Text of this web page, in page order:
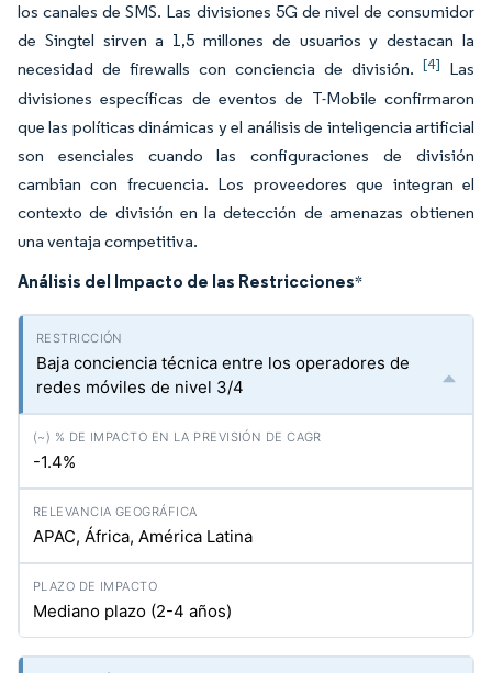
los canales de SMS. Las divisiones 5G de nivel de consumidor
de Singtel sirven a 1,5 millones de usuarios y destacan la
necesidad de firewalls con conciencia de división. [4] Las
divisiones específicas de eventos de T-Mobile confirmaron
que las políticas dinámicas y el análisis de inteligencia artificial
son esenciales cuando las configuraciones de división
cambian con frecuencia. Los proveedores que integran el
contexto de división en la detección de amenazas obtienen
una ventaja competitiva.
Análisis del Impacto de las Restricciones*
Baja conciencia técnica entre los operadores de
redes móviles de nivel 3/4
-1.4%
APAC, África, América Latina
Mediano plazo (2-4 años)